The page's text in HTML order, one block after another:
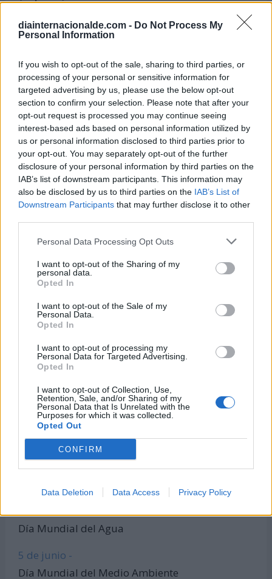
diainternacionalde.com - Do Not Process My
Personal Information
If you wish to opt-out of the sale, sharing to third parties, or
processing of your personal or sensitive information for
targeted advertising by us, please use the below opt-out
section to confirm your selection. Please note that after your
opt-out request is processed you may continue seeing
interest-based ads based on personal information utilized by
us or personal information disclosed to third parties prior to
your opt-out. You may separately opt-out of the further
disclosure of your personal information by third parties on the
IAB’s list of downstream participants. This information may
also be disclosed by us to third parties on the IAB’s List of
Downstream Participants that may further disclose it to other
Personal Data Processing Opt Outs
I want to opt-out of the Sharing of my
personal data.
Opted In
I want to opt-out of the Sale of my
Personal Data.
Opted In
I want to opt-out of processing my
Personal Data for Targeted Advertising.
Opted In
I want to opt-out of Collection, Use,
Retention, Sale, and/or Sharing of my
Personal Data that Is Unrelated with the
Purposes for which it was collected.
Opted Out
CONFIRM
Data Deletion Data Access Privacy Policy
Calendario Astronómico de 2026
Calendario de Días Internacionales de
2027
Calculadoras
Calcula la diferencia entre fechas
Sumar o restar días o semanas a una
¿Quién cumple años hoy?
Calculadora de Calorías
Calculadora de índice de masa corporal
Todas las calculadoras
Únete al canal de WhatsApp
Entra en nuestro canal de Telegram
Días Más Buscados
8 de marzo -
Día Internacional de la Mujer
22 de marzo -
Día Mundial del Agua
5 de junio -
Día Mundial del Medio Ambiente